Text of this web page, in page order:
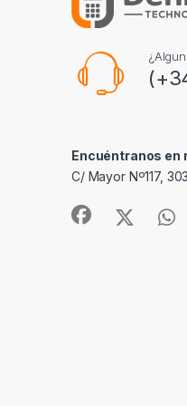
Encuéntranos en
C/ Mayor Nº117,